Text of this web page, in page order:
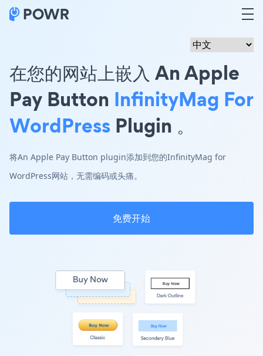
在您的网站上嵌入 An Apple
Pay Button InfinityMag For
WordPress Plugin 。
将An Apple Pay Button plugin添加到您的InfinityMag for
WordPress网站，无需编码或头痛。
免费开始